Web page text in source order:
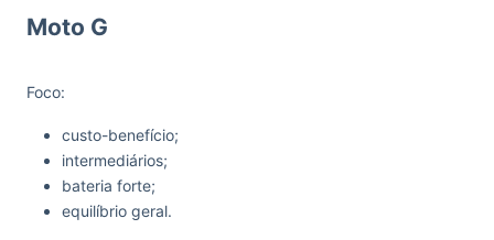
Moto G
Foco:
custo-benefício;
intermediários;
bateria forte;
equilíbrio geral.